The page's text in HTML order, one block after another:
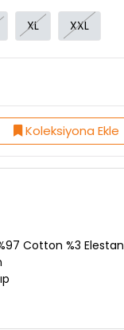
XL XXL
Koleksiyona Ekle
Cotton %3 Elestan